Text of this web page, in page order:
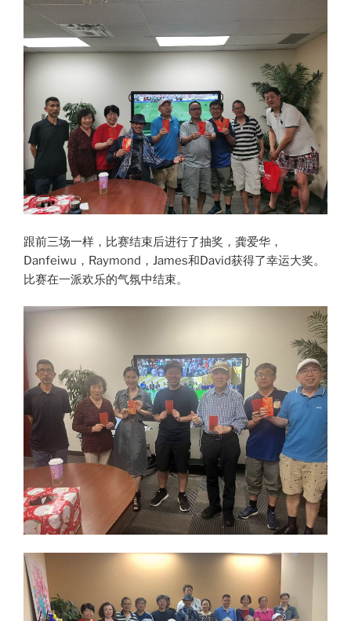
跟前三场一样，比赛结束后进行了抽奖，龚爱华，
Danfeiwu，Raymond，James和David获得了幸运大奖。
比赛在一派欢乐的气氛中结束。